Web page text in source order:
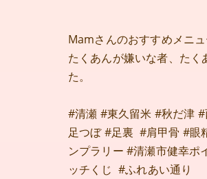
Mamさんのおすすめメニュ
たくあんが嫌いな者、た
た。
#清瀬 #東久留米 #秋だ津
足つぼ #足裏 #肩甲骨 #眼
ンプラリー #清瀬市健幸
ッチくじ #ふれあい通り